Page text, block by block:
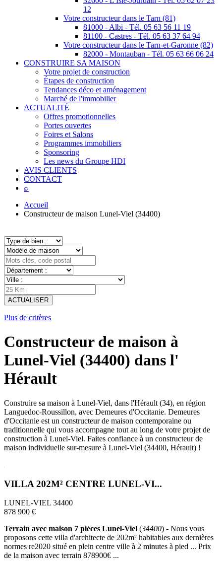
12
Votre constructeur dans le Tarn (81)
81000 - Albi - Tél. 05 63 56 11 19
81100 - Castres - Tél. 05 63 37 64 94
Votre constructeur dans le Tarn-et-Garonne (82)
82000 - Montauban - Tél. 05 63 66 06 24
CONSTRUIRE SA MAISON
Votre projet de construction
Étapes de construction
Tendances déco et aménagement
Marché de l'immobilier
ACTUALITÉ
Offres promotionnelles
Portes ouvertes
Foires et Salons
Programmes immobiliers
Sponsoring
Les news du Groupe HDI
AVIS CLIENTS
CONTACT
⌕
Accueil
Constructeur de maison Lunel-Viel (34400)
ACTUALISER
Plus de critères
Constructeur de maison à
Lunel-Viel (34400) dans l'
Hérault
Construire sa maison à Lunel-Viel, dans l'Hérault (34), en région
Languedoc-Roussillon, avec Demeures d'Occitanie. Demeures
d'Occitanie est un constructeur de maison contemporaine ou
traditionnelle qui vous accompagne tout au long de votre projet de
construction à Lunel-Viel. Faites confiance à un constructeur de
maison individuelle sur-mesure à Lunel-Viel (34400, Hérault) !
VILLA 202M² CENTRE LUNEL-VI...
LUNEL-VIEL 34400
878 900 €
Terrain avec maison 7 pièces Lunel-Viel (34400) - Nous vous
proposons cette villa d'architecte de 202m² habitables aux dernières
normes re2020 situé en plein centre ville à 2 minutes à pied ... Prix
de la maison avec terrain 878900€ ...